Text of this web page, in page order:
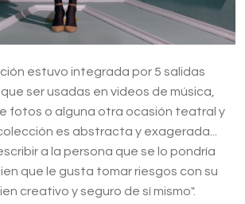
estuvo integrada por 5 salidas
ser usadas en videos de música,
fotos o alguna otra ocasión teatral y
es abstracta y exagerada...
a la persona que se lo pondría
que le gusta tomar riesgos con su
creativo y seguro de sí mismo".